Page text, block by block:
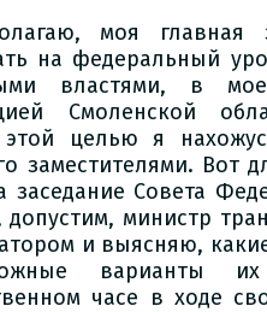
моя главная
на федеральный
властями, в
Смоленской
целью я
заместителями. Вот
заседание Совета
допустим, министр
и выясняю,
варианты
часе в ходе